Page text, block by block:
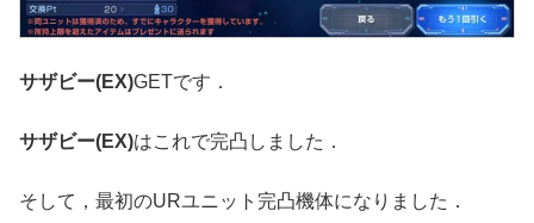
サザビー(EX)GETです．
サザビー(EX)はこれで完凸しました．
そして，最初のURユニット完凸機体になりました．